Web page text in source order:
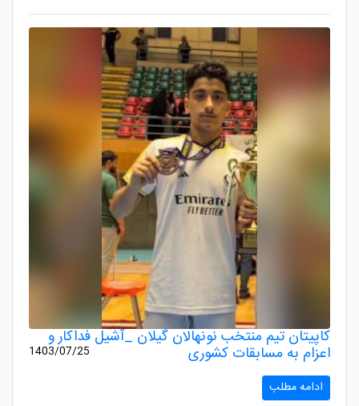
کاپیتان تیم منتخب نونهالان گیلان _آشیل فداکار و
اعزام به مسابقات کشوری 1403/07/25
ادامه مطلب